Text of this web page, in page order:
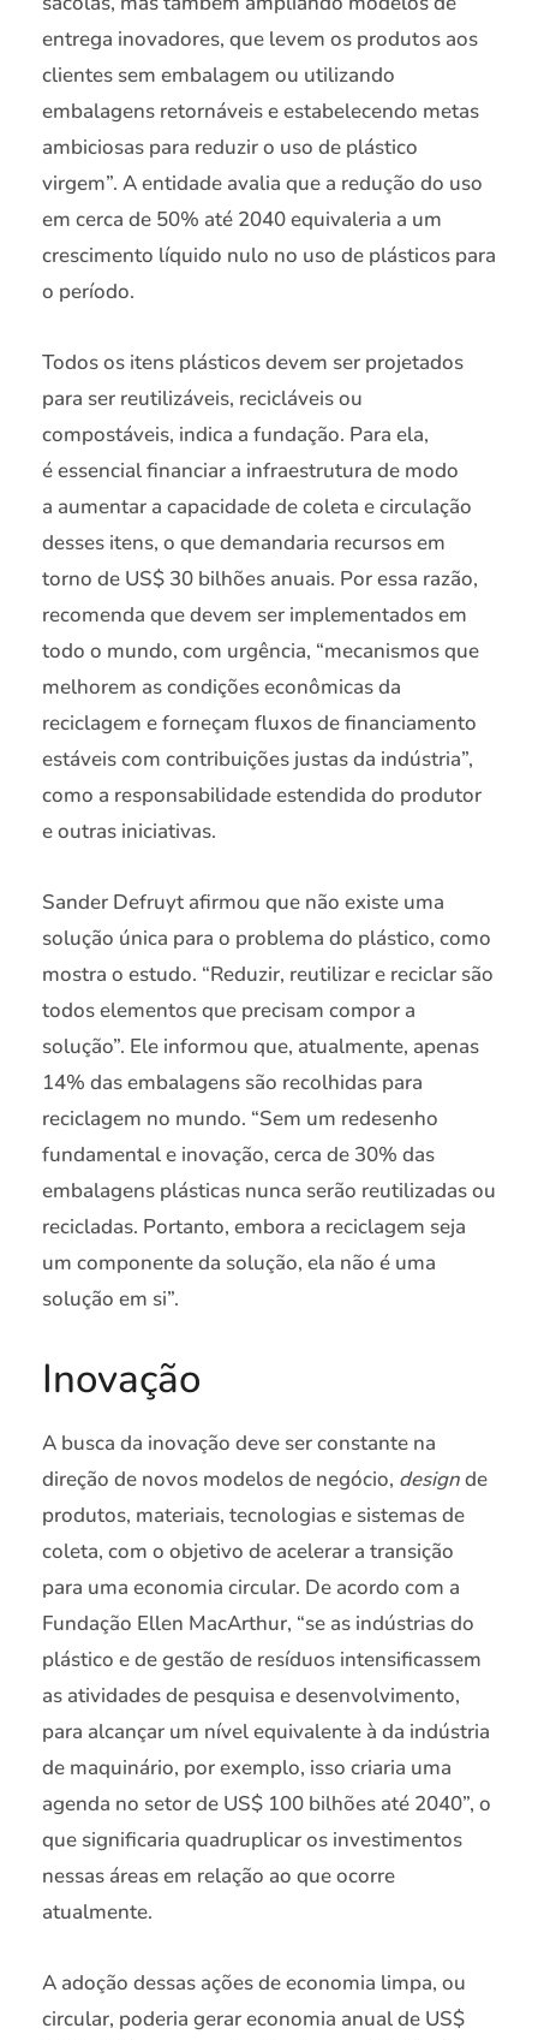
entrega inovadores, que levem os produtos aos
clientes sem embalagem ou utilizando
embalagens retornáveis e estabelecendo metas
ambiciosas para reduzir o uso de plástico
virgem”. A entidade avalia que a redução do uso
em cerca de 50% até 2040 equivaleria a um
crescimento líquido nulo no uso de plásticos para
o período.
Todos os itens plásticos devem ser projetados
para ser reutilizáveis, recicláveis ou
compostáveis, indica a fundação. Para ela,
é essencial financiar a infraestrutura de modo
a aumentar a capacidade de coleta e circulação
desses itens, o que demandaria recursos em
torno de US$ 30 bilhões anuais. Por essa razão,
recomenda que devem ser implementados em
todo o mundo, com urgência, “mecanismos que
melhorem as condições econômicas da
reciclagem e forneçam fluxos de financiamento
estáveis com contribuições justas da indústria”,
como a responsabilidade estendida do produtor
e outras iniciativas.
Sander Defruyt afirmou que não existe uma
solução única para o problema do plástico, como
mostra o estudo. “Reduzir, reutilizar e reciclar são
todos elementos que precisam compor a
solução”. Ele informou que, atualmente, apenas
14% das embalagens são recolhidas para
reciclagem no mundo. “Sem um redesenho
fundamental e inovação, cerca de 30% das
embalagens plásticas nunca serão reutilizadas ou
recicladas. Portanto, embora a reciclagem seja
um componente da solução, ela não é uma
solução em si”.
Inovação
A busca da inovação deve ser constante na
direção de novos modelos de negócio, designde
produtos, materiais, tecnologias e sistemas de
coleta, com o objetivo de acelerar a transição
para uma economia circular. De acordo com a
Fundação Ellen MacArthur, “se as indústrias do
plástico e de gestão de resíduos intensificassem
as atividades de pesquisa e desenvolvimento,
para alcançar um nível equivalente à da indústria
de maquinário, por exemplo, isso criaria uma
agenda no setor de US$ 100 bilhões até 2040”, o
que significaria quadruplicar os investimentos
nessas áreas em relação ao que ocorre
atualmente.
A adoção dessas ações de economia limpa, ou
circular, poderia gerar economia anual de US$